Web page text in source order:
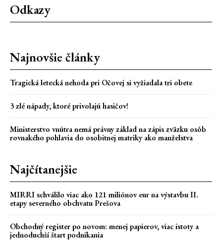
Odkazy
Najnovšie články
Tragická letecká nehoda pri Očovej si vyžiadala tri obete
3 zlé nápady, ktoré privolajú hasičov!
Ministerstvo vnútra nemá právny základ na zápis zväzku osôb
rovnakého pohlavia do osobitnej matriky ako manželstva
Najčítanejšie
MIRRI schválilo viac ako 121 miliónov eur na výstavbu II.
etapy severného obchvatu Prešova
Obchodný register po novom: menej papierov, viac istoty a
jednoduchší štart podnikania